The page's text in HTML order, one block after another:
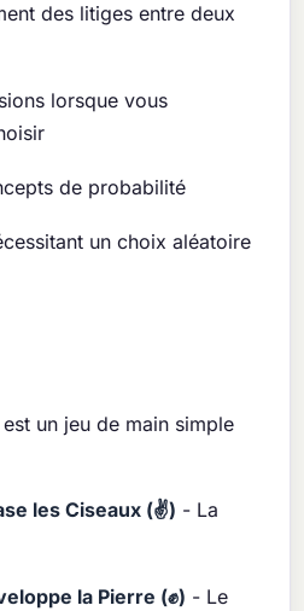
des litiges entre deux
lorsque vous
de probabilité
un choix aléatoire
un jeu de main simple
les Ciseaux (✌️) - La
la Pierre (✊) - Le